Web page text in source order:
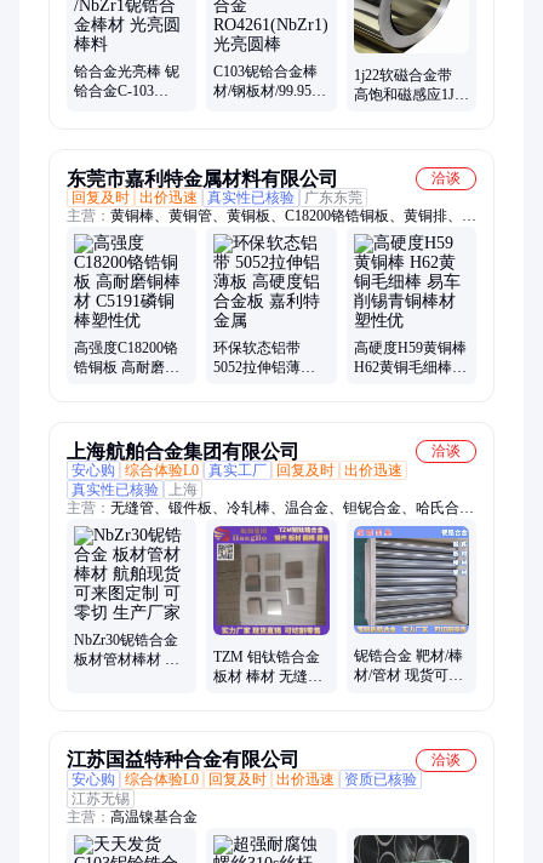
铪合金光亮棒 铌
铪合金C-103
C103铌铪合金棒
材/钢板材/99.95%
1j22软磁合金带
高饱和磁感应1J36
东莞市嘉利特金属材料有限公司
洽谈
回复及时 出价迅速 真实性已核验
广东东莞
主营： 黄铜棒、黄铜管、黄铜板、C18200铬锆铜板、黄铜排、黄
铜线、黄铜带、紫铜棒、紫铜管、紫铜带、紫铜线、紫铜排、紫
铜板、铝棒、铝管、铝排、铝板、铝线、铝带、无氧铜棒、无氧
铜板、无氧铜排、无氧铜带、无氧铜线、无氧铜管、铍铜棒
高强度C18200铬
锆铜板 高耐磨铜
环保软态铝带
5052拉伸铝薄板
高硬度H59黄铜棒
H62黄铜毛细棒
上海航舶合金集团有限公司
洽谈
安心购
综合体验L0 真实工厂 回复及时 出价迅速
真实性已核验
上海
主营： 无缝管、锻件板、冷轧棒、温合金、钽铌合金、哈氏合
金、镍基合金、钴基合金、因瓦合金、板材钢管、圆棒管材、圆
管圆棒、锻件钢带、管材圆棒锻件、钢板圆棒钢管、圆棒丝材锻
件管、圆棒钢板锻件锻、稀有金属材料、马氏体不锈钢
NbZr30铌锆合金
板材管材棒材 航
TZM 钼钛锆合金
板材 棒材 无缝管
铌锆合金 靶材/棒
材/管材 现货可来
江苏国益特种合金有限公司
洽谈
安心购
综合体验L0 回复及时 出价迅速
资质已核验
江苏无锡
主营： 高温镍基合金